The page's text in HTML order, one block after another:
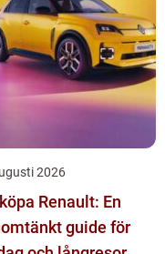
2026
Renault: En
guide för